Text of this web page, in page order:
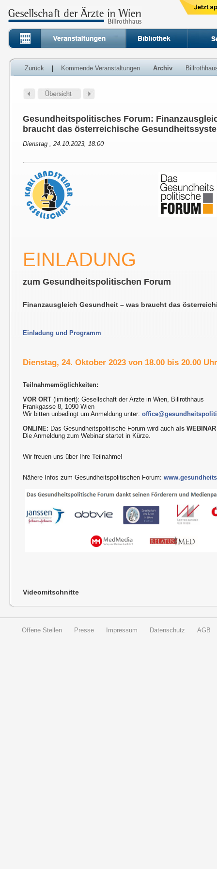
Zurück Kommende Veranstaltungen Archiv
Gesundheitspolitisches Forum:
braucht das österreichische
Dienstag , 24.10.2023, 18:00
EINLADUNG
zum Gesundheitspolitischen Forum
Finanzausgleich Gesundheit – was braucht das
Einladung und Programm
Dienstag, 24. Oktober 2023 von 18.00 bis 20.00
Teilnahmemöglichkeiten:
VOR ORT (limitiert): Gesellschaft der Ärzte in Wien, Billrothhaus
Frankgasse 8, 1090 Wien
Wir bitten unbedingt um Anmeldung unter:
ONLINE: Das Gesundheitspolitische Forum wird auch als WEBINAR
Die Anmeldung zum Webinar startet in Kürze.
Wir freuen uns über Ihre Teilnahme!
Nähere Infos zum Gesundheitspolitischen Forum:
Videomitschnitte
Offene Stellen Presse Impressum Datenschutz AGB